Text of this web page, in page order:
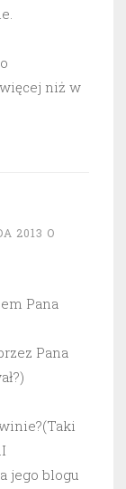
niż w
2013 O
Pana
Pana
jego blogu